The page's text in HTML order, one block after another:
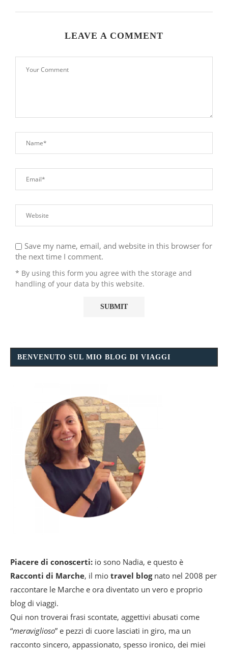
LEAVE A COMMENT
Save my name, email, and website in this browser for
the next time I comment.
* By using this form you agree with the storage and
handling of your data by this website.
BENVENUTO SUL MIO BLOG DI VIAGGI
Piacere di conoscerti: io sono Nadia, e questo è
Racconti di Marche, il mio travel blognato nel 2008 per
raccontare le Marche e ora diventato un vero e proprio
blog di viaggi.
Qui non troverai frasi scontate, aggettivi abusati come
“meraviglioso” e pezzi di cuore lasciati in giro, ma un
racconto sincero, appassionato, spesso ironico, dei miei